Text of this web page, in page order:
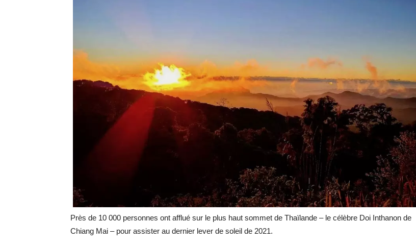
Près de 10 000 personnes ont afflué sur le plus haut sommet de Thaïlande – le célèbre Doi Inthanon de
Chiang Mai – pour assister au dernier lever de soleil de 2021.